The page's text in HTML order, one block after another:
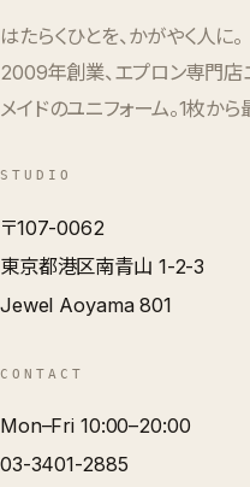
はたらくひとを、かがやく人に。
2009年創業、エプロン専門店
メイドのユニフォーム。1枚か
STUDIO
〒107-0062
東京都港区南青山 1-2-3
Jewel Aoyama 801
CONTACT
Mon–Fri 10:00–20:00
03-3401-2885